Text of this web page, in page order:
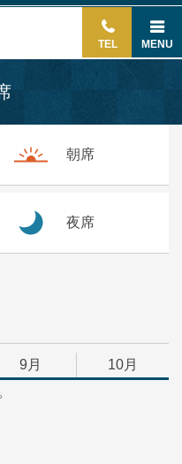
TEL MENU
朝席
夜席
9月
10月